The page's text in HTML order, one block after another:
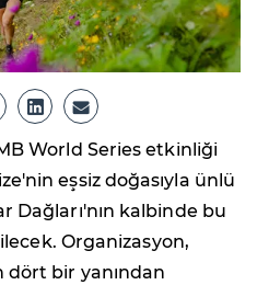
World Series etkinliği
eşsiz doğasıyla ünlü
Dağları'nın kalbinde bu
Organizasyon,
dört bir yanından